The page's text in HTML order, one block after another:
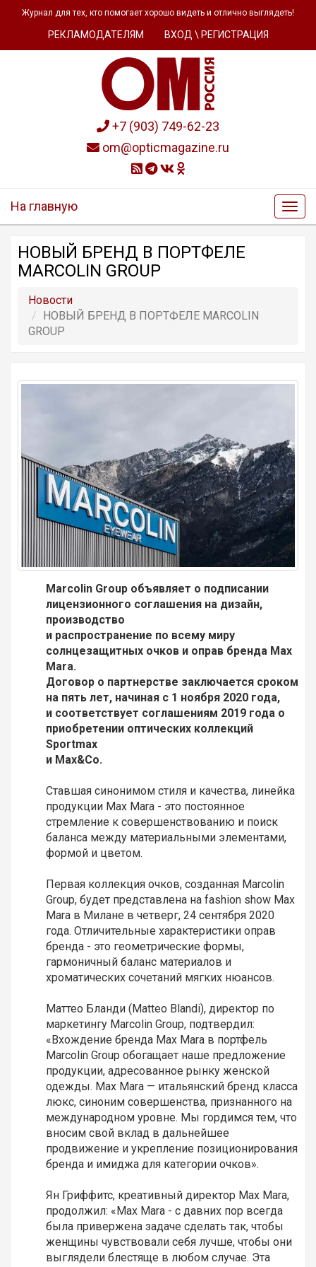
Журнал для тех, кто помогает хорошо видеть и отлично выглядеть!
РЕКЛАМОДАТЕЛЯМ ВХОД \ РЕГИСТРАЦИЯ
+7 (903) 749-62-23
om@opticmagazine.ru
На главную
НОВЫЙ БРЕНД В ПОРТФЕЛЕ
MARCOLIN GROUP
Новости
НОВЫЙ БРЕНД В ПОРТФЕЛЕ MARCOLIN
GROUP
Marcolin Group объявляет о подписании
лицензионного соглашения на дизайн,
производство
и распространение по всему миру
солнцезащитных очков и оправ бренда Max
Mara.
Договор о партнерстве заключается сроком
на пять лет, начиная с 1 ноября 2020 года,
и соответствует соглашениям 2019 года о
приобретении оптических коллекций
Sportmax
и Max&Co.
Ставшая синонимом стиля и качества, линейка
продукции Max Mara - это постоянное
стремление к совершенствованию и поиск
баланса между материальными элементами,
формой и цветом.
Первая коллекция очков, созданная Marcolin
Group, будет представлена на fashion show Max
Mara в Милане в четверг, 24 сентября 2020
года. Отличительные характеристики оправ
бренда - это геометрические формы,
гармоничный баланс материалов и
хроматических сочетаний мягких нюансов.
Маттео Бланди (Matteo Blandi), директор по
маркетингу Marcolin Group, подтвердил:
«Вхождение бренда Max Mara в портфель
Marcolin Group обогащает наше предложение
продукции, адресованное рынку женской
одежды. Max Mara — итальянский бренд класса
люкс, синоним совершенства, признанного на
международном уровне. Мы гордимся тем, что
вносим свой вклад в дальнейшее
продвижение и укрепление позиционирования
бренда и имиджа для категории очков».
Ян Гриффитс, креативный директор Max Mara,
продолжил: «Max Mara - с давних пор всегда
была привержена задаче сделать так, чтобы
женщины чувствовали себя лучше, чтобы они
выглядели блестяще в любом случае. Эта